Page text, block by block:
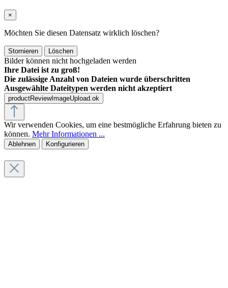
×
Möchten Sie diesen Datensatz wirklich löschen?
Stornieren Löschen
Bilder können nicht hochgeladen werden
Ihre Datei ist zu groß!
Die zulässige Anzahl von Dateien wurde überschritten
Ausgewählte Dateitypen werden nicht akzeptiert
productReviewImageUpload.ok
Wir verwenden Cookies, um eine bestmögliche Erfahrung bieten zu
können. Mehr Informationen ...
Ablehnen Konfigurieren